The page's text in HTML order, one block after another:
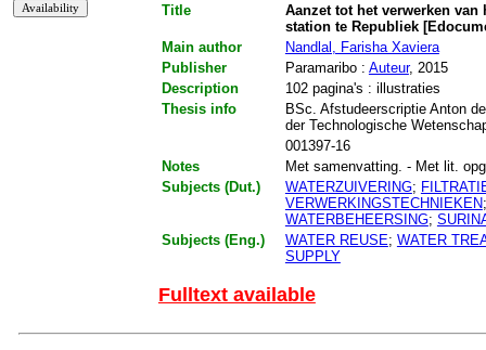
Title
Aanzet tot het verwerken
station te Republiek
Main author
Nandlal, Farisha Xaviera
Publisher
Paramaribo : Auteur, 2015
Description
102 pagina's : illustraties
Thesis info
BSc. Afstudeerscriptie Anton
der Technologische
001397-16
Notes
Met samenvatting. - Met lit.
Subjects (Dut.)
WATERZUIVERING;
VERWERKINGSTECHNIEKEN
WATERBEHEERSING;
Subjects (Eng.)
WATER REUSE; WATER
SUPPLY
Fulltext available